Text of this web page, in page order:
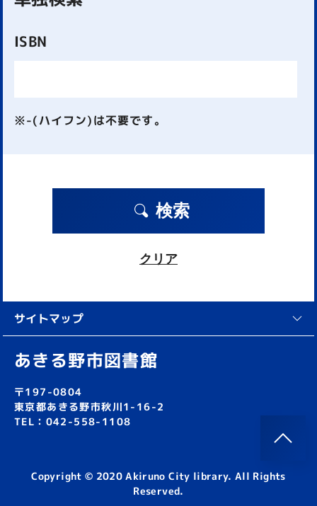
ISBN
※-(ハイフン)は不要です。
検索
クリア
サイトマップ
あきる野市図書館
〒197-0804
東京都あきる野市秋川1-16-2
TEL：042-558-1108
Copyright © 2020 Akiruno City library. All Rights
Reserved.